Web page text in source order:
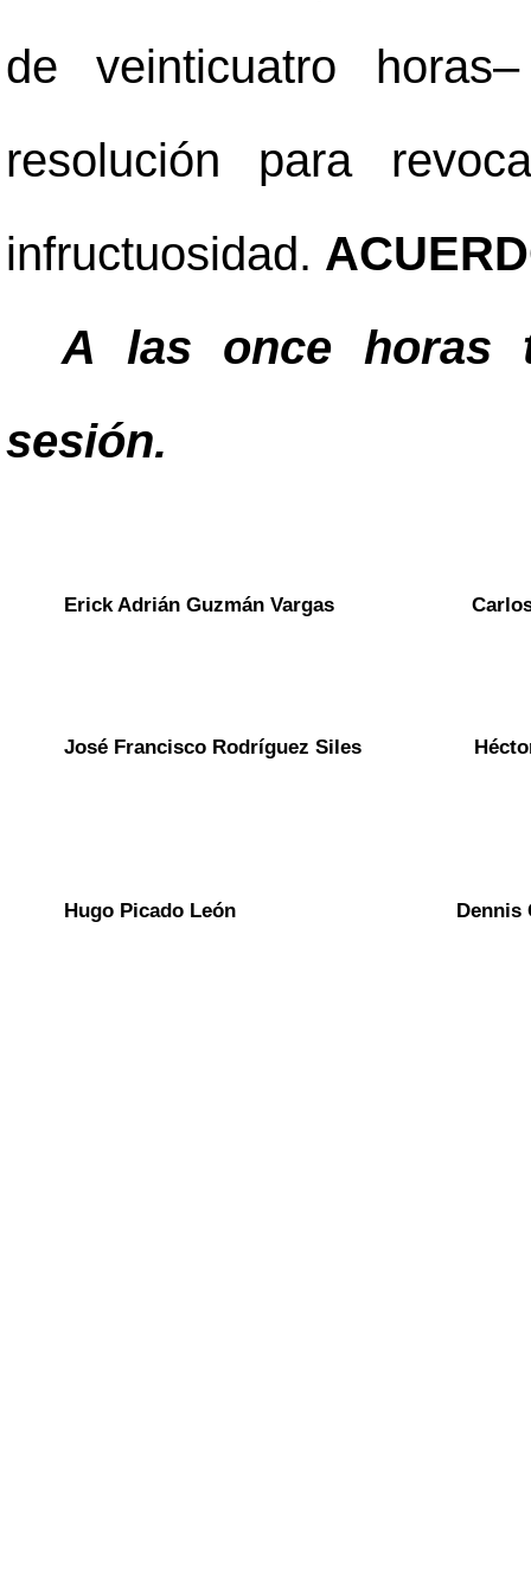
de veinticuatro horas–
resolución para
infructuosidad.
A las once horas
sesión.
Erick Adrián Guzmán Vargas
José Francisco Rodríguez Siles
Hugo Picado León Dennis